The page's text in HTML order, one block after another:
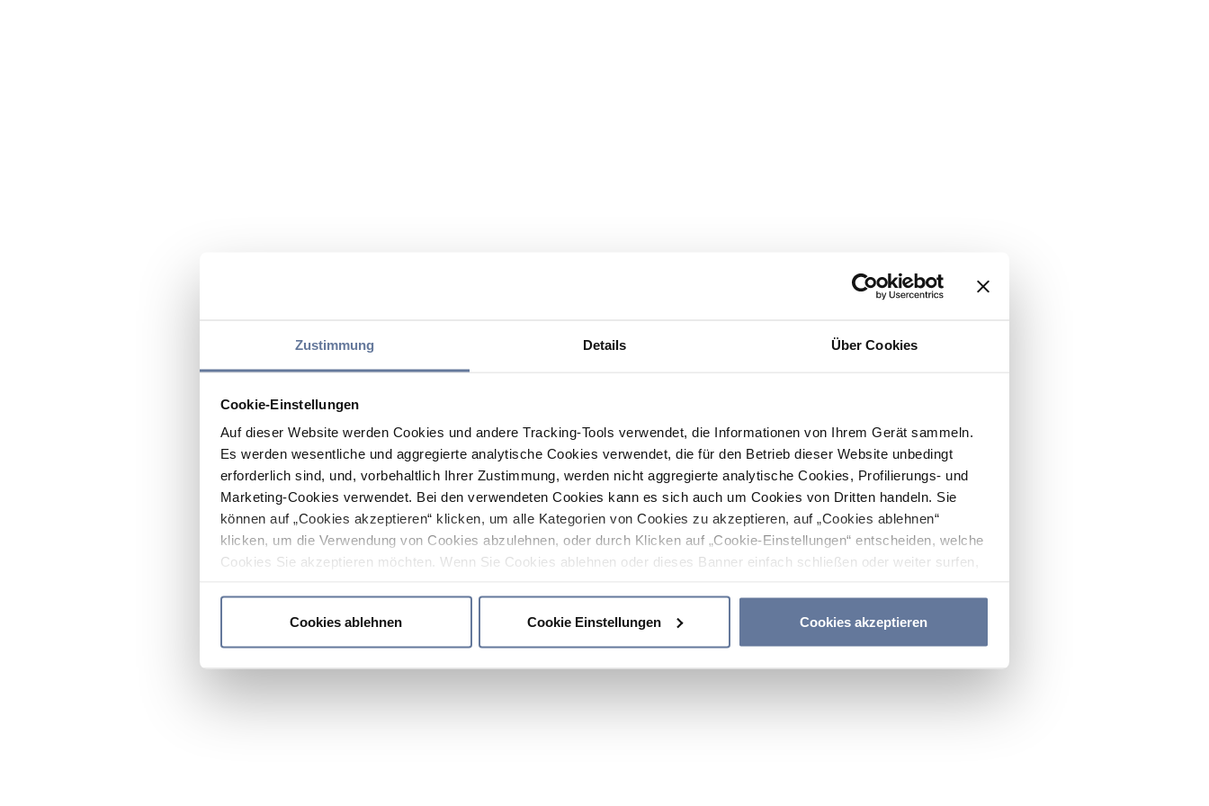
Zustimmung Details Über Cookies
Cookie-Einstellungen
Auf dieser Website werden Cookies und andere Tracking-Tools verwendet, die Informationen von Ihrem Gerät sammeln.
Es werden wesentliche und aggregierte analytische Cookies verwendet, die für den Betrieb dieser Website unbedingt
erforderlich sind, und, vorbehaltlich Ihrer Zustimmung, werden nicht aggregierte analytische Cookies, Profilierungs- und
Marketing-Cookies verwendet. Bei den verwendeten Cookies kann es sich auch um Cookies von Dritten handeln. Sie
können auf „Cookies akzeptieren“ klicken, um alle Kategorien von Cookies zu akzeptieren, auf „Cookies ablehnen“
klicken, um die Verwendung von Cookies abzulehnen, oder durch Klicken auf „Cookie-Einstellungen“ entscheiden, welche
Cookies Sie akzeptieren möchten. Wenn Sie Cookies ablehnen oder dieses Banner einfach schließen oder weiter surfen,
Cookies ablehnen
Cookie Einstellungen Cookies akzeptieren